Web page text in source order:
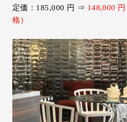
定価：185,000 円 ⇒ 148,000
格）